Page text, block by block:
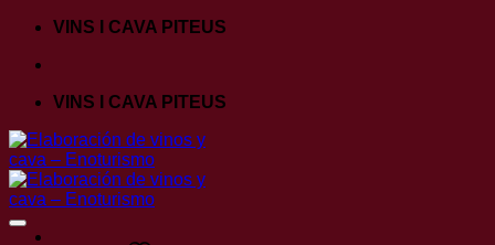
Skip
content
VINS I CAVA PITEUS
VINS I CAVA PITEUS